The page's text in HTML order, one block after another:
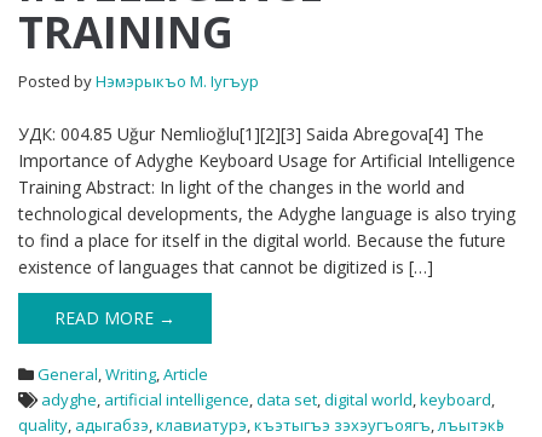
TRAINING
Posted byНэмэрыкъо М. Iугъур
УДК: 004.85 Uğur Nemlioğlu[1][2][3] Saida Abregova[4] The
Importance of Adyghe Keyboard Usage for Artificial Intelligence
Training Abstract: In light of the changes in the world and
technological developments, the Adyghe language is also trying
to find a place for itself in the digital world. Because the future
existence of languages that cannot be digitized is […]
READ MORE →
General,Writing,Article
adyghe, artificial intelligence,data set,digital world,keyboard,
quality, адыгабзэ,клавиатурэ,къэтыгъэ зэхэугъоягъ,лъытэкӏэ